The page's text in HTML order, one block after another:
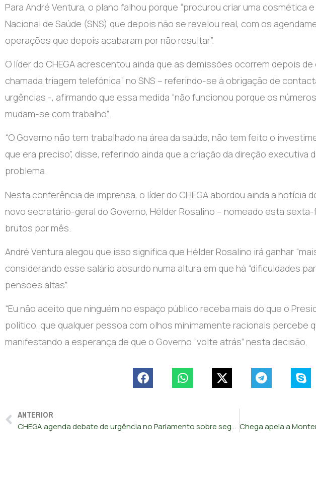
Para André Ventura, o plano falhou porque “procurou criar uma cosmética
Nacional de Saúde (SNS) que depois não se revelou real, com os
operações que depois acabaram por não resultar”.
O líder do CHEGA acrescentou ainda que as demissões ocorrem depois
chamada triagem telefónica” no SNS – referindo-se à obrigação de
urgências -, afirmando que essa medida “não funcionou porque os
mudam-se com trabalho”.
“O Governo não tem trabalhado na área da saúde, não tem feito o
que era preciso”, disse, referindo ainda que a criação da direção executiva
problema.
Nesta conferência de imprensa, o líder do CHEGA abordou ainda a notícia
novo secretário-geral do Governo, Hélder Rosalino – nomeado esta sexta-
brutos por mês.
André Ventura alegou que isso significa que Hélder Rosalino irá ganhar
considerando esse salário absurdo numa altura em que há “dificuldades
pensões altas”.
“Eu não aceito que ninguém no espaço público receba mais do que o
político, que qualquer pessoa com olhos minimamente racionais percebe
manifestando a esperança de que o Governo “volte atrás” nesta decisão.
ANTERIOR
CHEGA agenda debate de urgência no Parlamento sobre segurança em Portugal